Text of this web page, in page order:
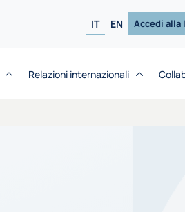
IT EN Accedi alla
Relazioni internazionali